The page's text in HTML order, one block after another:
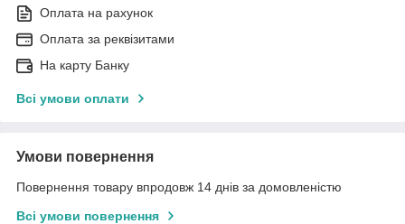
Оплата на рахунок
Оплата за реквізитами
На карту Банку
Всі умови оплати
Умови повернення
Повернення товару впродовж 14 днів за домовленістю
Всі умови повернення